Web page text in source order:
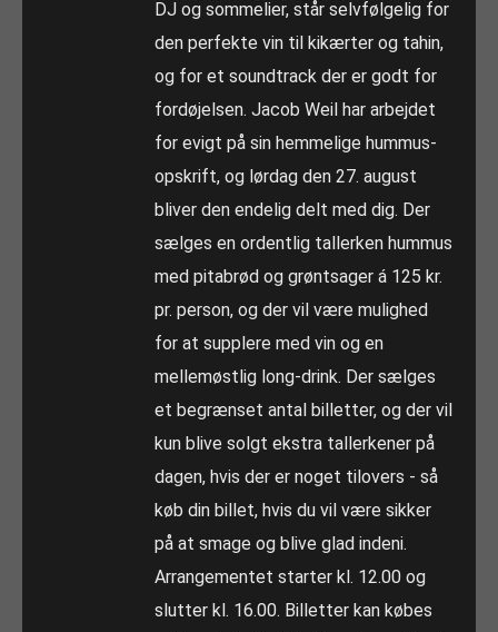
DJ og sommelier, står selvfølgelig for
den perfekte vin til kikærter og tahin,
og for et soundtrack der er godt for
fordøjelsen. Jacob Weil har arbejdet
for evigt på sin hemmelige hummus-
opskrift, og lørdag den 27. august
bliver den endelig delt med dig. Der
sælges en ordentlig tallerken hummus
med pitabrød og grøntsager á 125 kr.
pr. person, og der vil være mulighed
for at supplere med vin og en
mellemøstlig long-drink. Der sælges
et begrænset antal billetter, og der vil
kun blive solgt ekstra tallerkener på
dagen, hvis der er noget tilovers - så
køb din billet, hvis du vil være sikker
på at smage og blive glad indeni.
Arrangementet starter kl. 12.00 og
slutter kl. 16.00. Billetter kan købes